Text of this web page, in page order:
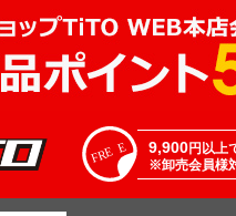
9,900円以上
※卸売会員様